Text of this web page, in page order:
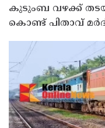
കുടുംബ വഴക്ക്
കൊണ്ട് പിതാവ്